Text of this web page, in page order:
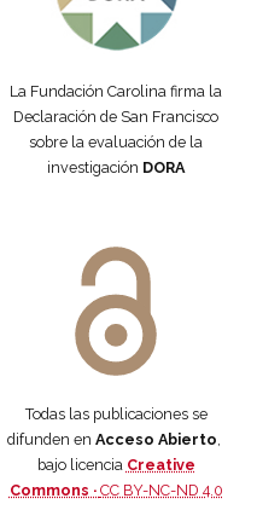
La Fundación Carolina firma la
Declaración de San Francisco
sobre la evaluación de la
investigación DORA
Todas las publicaciones se
difunden en Acceso Abierto,
bajo licencia Creative
Commons · CC BY-NC-ND 4.0